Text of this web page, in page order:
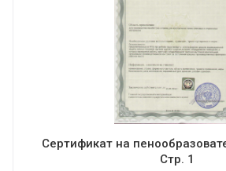
Сертификат на
Стр. 1